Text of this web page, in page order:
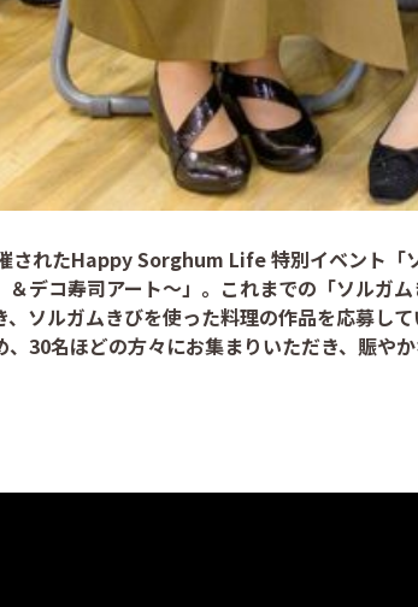
されたHappy Sorghum Life 特別イベント
デコ寿司アート～」。これまでの「ソルガ
ソルガムきびを使った料理の作品を応募し
30名ほどの方々にお集まりいただき、賑や